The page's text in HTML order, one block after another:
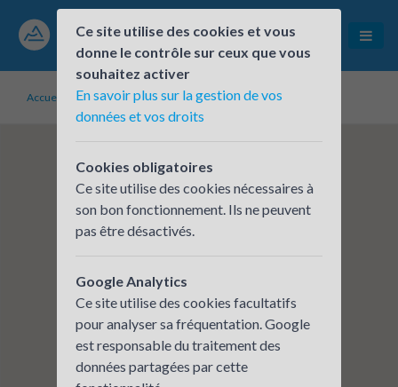
Accueil Établissements inscrits CERA - CRAN CHORUS
Ce site utilise des cookies et vous
donne le contrôle sur ceux que vous
souhaitez activer
En savoir plus sur la gestion de vos
données et vos droits
Cookies obligatoires
Ce site utilise des cookies nécessaires à
son bon fonctionnement. Ils ne peuvent
pas être désactivés.
Google Analytics
Ce site utilise des cookies facultatifs
pour analyser sa fréquentation. Google
est responsable du traitement des
données partagées par cette